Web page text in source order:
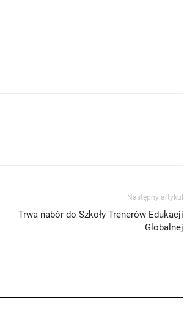
Następny artykuł
Trwa nabór do Szkoły Trenerów Edukacji
Globalnej